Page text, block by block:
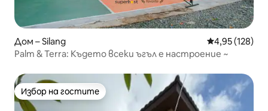
Дом – Silang Средна
4,95 (128)
Palm & Terra: Където всеки ъгъл е настроение ~
Избор на гостите
Избор на гостите